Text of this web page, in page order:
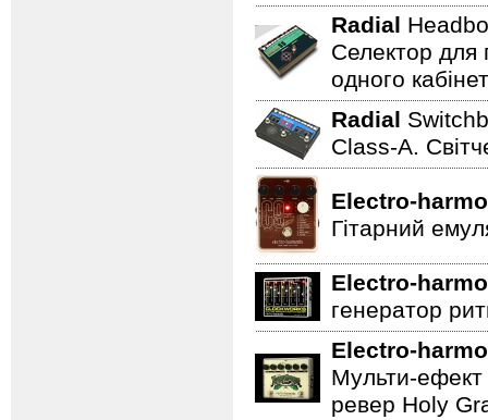
Radial
Селектор для
одного
Radial
Class-A.
Electro-
Гітарний
Electro-
генератор
Electro-
Мульти-ефект
ревер Holy